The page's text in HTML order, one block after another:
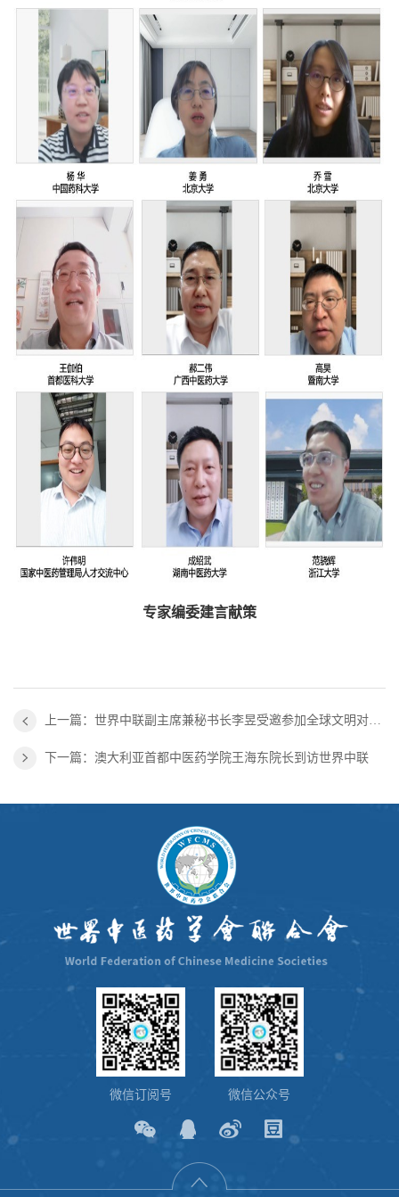
专家编委建言献策
下一篇：澳大利亚首都中医药学院王海东院长到访世界中联
微信订阅号 微信公众号